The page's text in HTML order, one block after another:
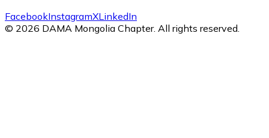
FacebookInstagramXLinkedIn
© 2026 DAMA Mongolia Chapter. All rights reserved.